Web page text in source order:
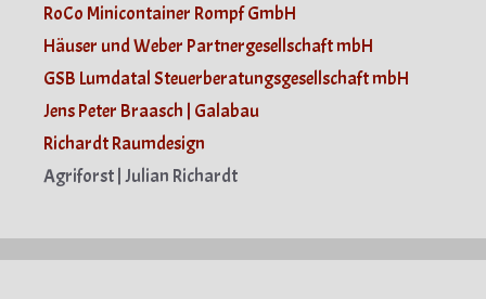
RoCo Minicontainer Rompf GmbH
Häuser und Weber Partnergesellschaft mbH
GSB Lumdatal Steuerberatungsgesellschaft mbH
Jens Peter Braasch | Galabau
Richardt Raumdesign
Agriforst | Julian Richardt